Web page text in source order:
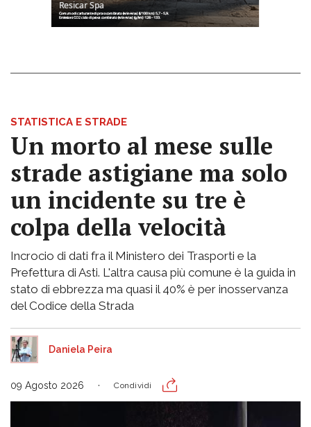
STATISTICA E STRADE
Un morto al mese sulle
strade astigiane ma solo
un incidente su tre è
colpa della velocità
Incrocio di dati fra il Ministero dei Trasporti e la
Prefettura di Asti. L'altra causa più comune è la guida in
stato di ebbrezza ma quasi il 40% è per inosservanza
del Codice della Strada
Daniela Peira
09 Agosto 2026 Condividi